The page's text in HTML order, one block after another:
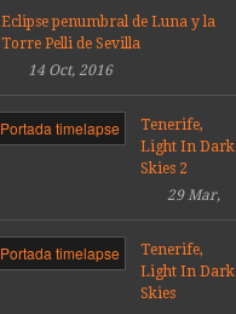
Eclipse penumbral de Luna y la
Torre Pelli de Sevilla
14 Oct, 2016
Tenerife,
Light In Dark
Skies 2
29 Mar,
2014
Tenerife,
Light In Dark
Skies